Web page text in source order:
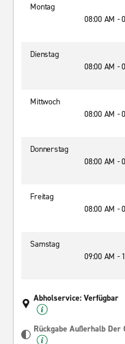
Montag
08:00 AM -
Dienstag
08:00 AM -
Mittwoch
08:00 AM -
Donnerstag
08:00 AM -
Freitag
08:00 AM -
Samstag
09:00 AM -
Abholservice: Verfügbar
Rückgabe Außerhalb